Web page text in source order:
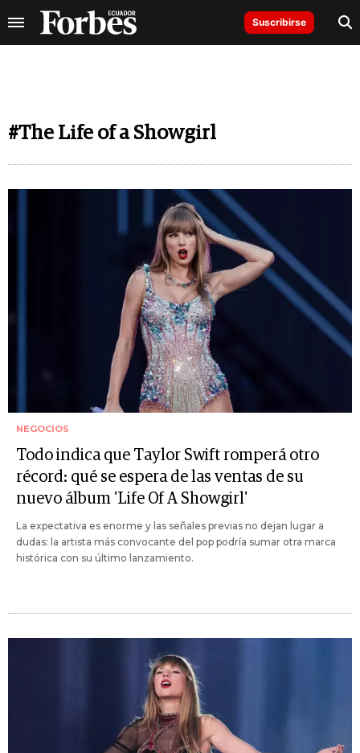
Suscribirse
#The Life of a Showgirl
NEGOCIOS
Todo indica que Taylor Swift romperá otro
récord: qué se espera de las ventas de su
nuevo álbum 'Life Of A Showgirl'
La expectativa es enorme y las señales previas no dejan lugar a
dudas: la artista más convocante del pop podría sumar otra marca
histórica con su último lanzamiento.